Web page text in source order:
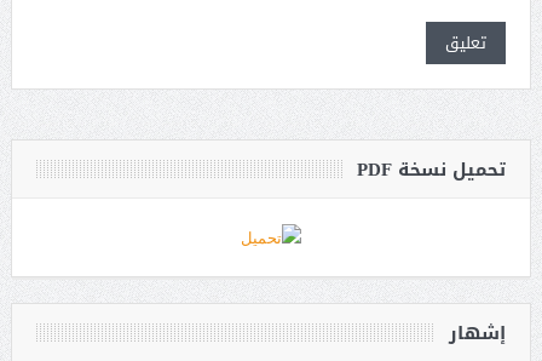
تحميل نسخة PDF
إشهار